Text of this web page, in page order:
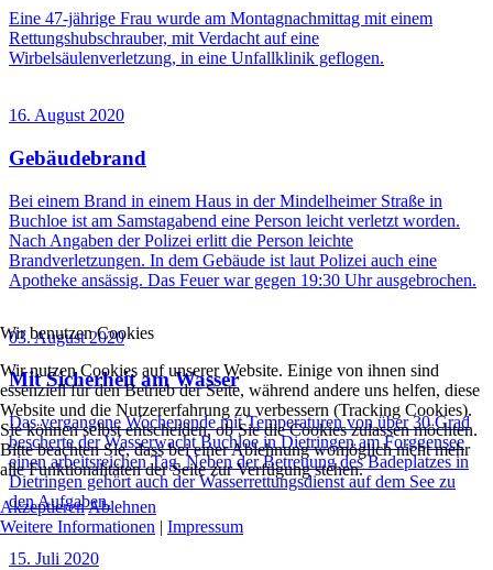
Eine 47-jährige Frau wurde am Montagnachmittag mit einem
Rettungshubschrauber, mit Verdacht auf eine
Wirbelsäulenverletzung, in eine Unfallklinik geflogen.
16. August 2020
Gebäudebrand
Bei einem Brand in einem Haus in der Mindelheimer Straße in
Buchloe ist am Samstagabend eine Person leicht verletzt worden.
Nach Angaben der Polizei erlitt die Person leichte
Brandverletzungen. In dem Gebäude ist laut Polizei auch eine
Apotheke ansässig. Das Feuer war gegen 19:30 Uhr ausgebrochen.
03. August 2020
Mit Sicherheit am Wasser
Das vergangene Wochenende mit Temperaturen von über 30 Grad
bescherte der Wasserwacht Buchloe in Dietringen am Forggensee
einen arbeitsreichen Tag. Neben der Betreuung des Badeplatzes in
Dietringen gehört auch der Wasserrettungsdienst auf dem See zu
den Aufgaben.
15. Juli 2020
Wir benutzen Cookies
Wir nutzen Cookies auf unserer Website. Einige von ihnen sind
essenziell für den Betrieb der Seite, während andere uns helfen, diese
Website und die Nutzererfahrung zu verbessern (Tracking Cookies).
Sie können selbst entscheiden, ob Sie die Cookies zulassen möchten.
Bitte beachten Sie, dass bei einer Ablehnung womöglich nicht mehr
alle Funktionalitäten der Seite zur Verfügung stehen.
AkzeptierenAblehnen
Weitere Informationen | Impressum